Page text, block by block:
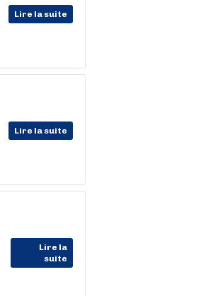
Lire la suite
Lire la suite
Lire la
suite